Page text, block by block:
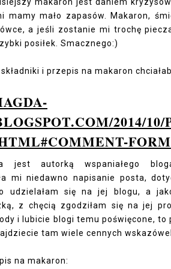
mamy mało zapasów. Makaron,
a jeśli zostanie mi trochę
posiłek. Smacznego:)
i przepis na makaron
2014/
FORM
jest autorką wspaniałego
mi niedawno napisanie posta,
udzielałam się na jej blogu, a
z chęcią zgodziłam się na jej
i lubicie blogi temu poświęcone,
tam wiele cennych
na makaron: